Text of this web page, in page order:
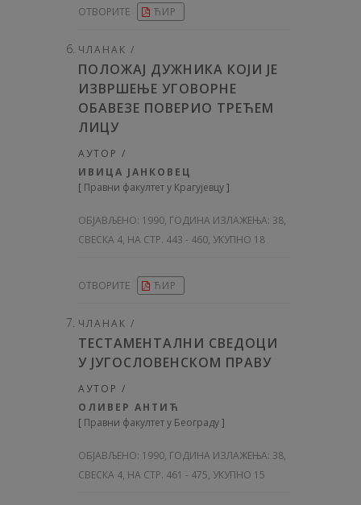
ОТВОРИТЕ ЋИР
ЧЛАНАК /
ПОЛОЖАЈ ДУЖНИКА КОЈИ ЈЕ
ИЗВРШЕЊЕ УГОВОРНЕ
ОБАВЕЗЕ ПОВЕРИО ТРЕЋЕМ
ЛИЦУ
АУТОР /
ИВИЦА ЈАНКОВЕЦ
[ Правни факултет у Крагујевцу]
ОБЈАВЉЕНО: 1990, ГОДИНА ИЗЛАЖЕЊА: 38,
СВЕСКА 4, НА СТР. 443 - 460, УКУПНО 18
ОТВОРИТЕ ЋИР
ЧЛАНАК /
ТЕСТАМЕНТАЛНИ СВЕДОЦИ
У ЈУГОСЛОВЕНСКОМ ПРАВУ
АУТОР /
ОЛИВЕР АНТИЋ
[ Правни факултет у Београду]
ОБЈАВЉЕНО: 1990, ГОДИНА ИЗЛАЖЕЊА: 38,
СВЕСКА 4, НА СТР. 461 - 475, УКУПНО 15